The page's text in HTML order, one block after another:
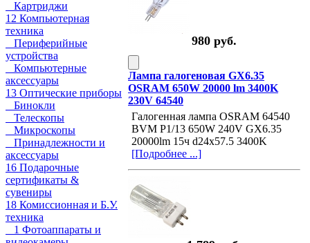
Картриджи
12 Компьютерная
техника
Периферийные
устройства
Компьютерные
аксессуары
13 Оптические приборы
Бинокли
Телескопы
Микроскопы
Принадлежности и
аксессуары
16 Подарочные
сертификаты &
сувениры
18 Комиссионная и Б.У.
техника
1 Фотоаппараты и
980 руб.
Лампа галогеновая GX6.35
OSRAM 650W 20000 lm 3400K
230V 64540
Галогенная лампа OSRAM 64540
BVM P1/13 650W 240V GX6.35
20000lm 15ч d24x57.5 3400K
[Подробнее ...]